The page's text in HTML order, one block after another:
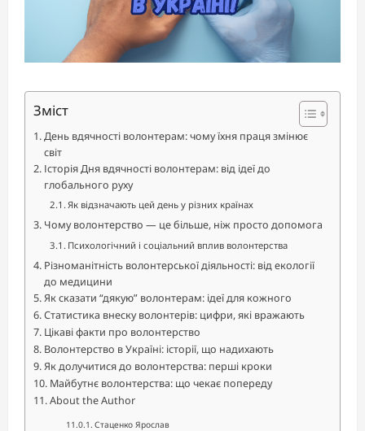
Зміст
День вдячності волонтерам: чому їхня праця змінює
світ
Історія Дня вдячності волонтерам: від ідеї до
глобального руху
Як відзначають цей день у різних країнах
Чому волонтерство — це більше, ніж просто допомога
Психологічний і соціальний вплив волонтерства
Різноманітність волонтерської діяльності: від екології
до медицини
Як сказати “дякую” волонтерам: ідеї для кожного
Статистика внеску волонтерів: цифри, які вражають
Цікаві факти про волонтерство
Волонтерство в Україні: історії, що надихають
Як долучитися до волонтерства: перші кроки
Майбутнє волонтерства: що чекає попереду
About the Author
Стаценко Ярослав